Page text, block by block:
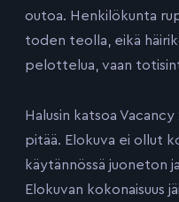
outoa. Henkilökunta
toden teolla, eikä
pelottelua, vaan
Halusin katsoa
pitää. Elokuva ei ollut
käytännössä juoneton
Elokuvan kokonaisuus